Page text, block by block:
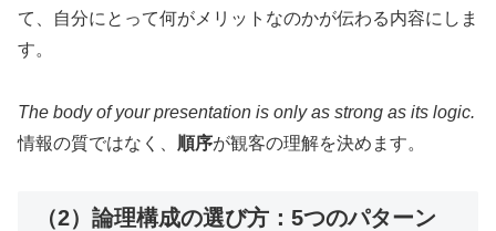
て、自分にとって何がメリットなのかが伝わる内容にしま
す。
The body of your presentation is only as strong as its logic.
情報の質ではなく、 順序が観客の理解を決めます。
（2）論理構成の選び方：5つのパターン